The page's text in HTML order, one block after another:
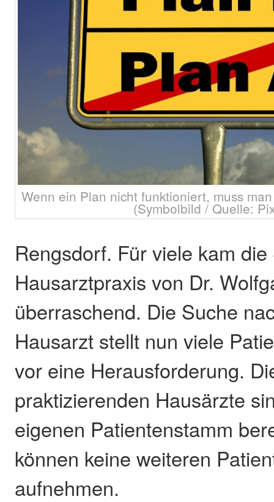
Wenn ein Plan nicht funktioniert, muss
(Symbolbild / Quelle:
Rengsdorf. Für viele kam
Hausarztpraxis von Dr.
überraschend. Die Suche
Hausarzt stellt nun viele
vor eine Herausforderung.
praktizierenden Hausärzte
eigenen Patientenstamm
können keine weiteren
aufnehmen.